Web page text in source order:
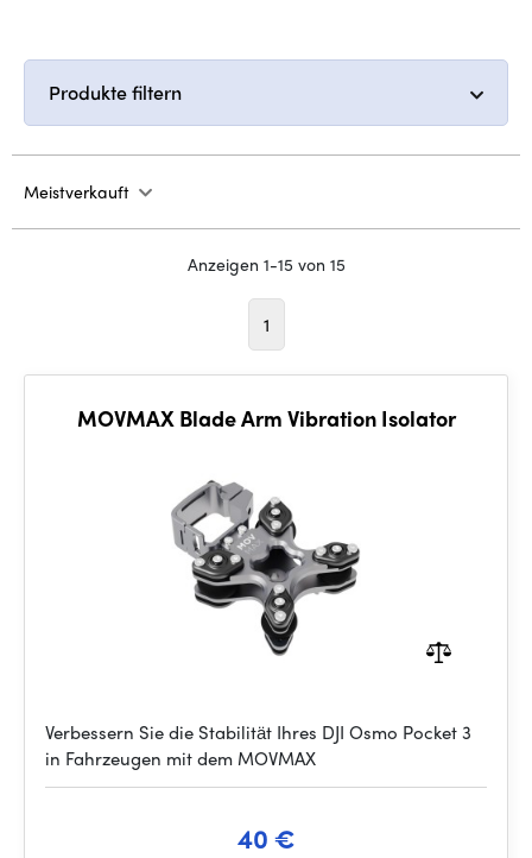
Produkte filtern
Meistverkauft
Anzeigen 1-15 von 15
1
MOVMAX Blade Arm Vibration Isolator
Verbessern Sie die Stabilität Ihres DJI Osmo Pocket 3
in Fahrzeugen mit dem MOVMAX
40 €